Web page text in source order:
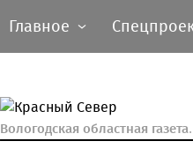
Главное
Вологодская областная газета.